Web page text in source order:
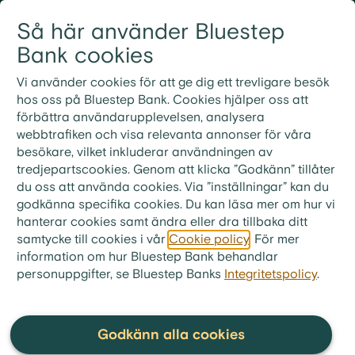
Så här använder Bluestep
Bank cookies
Vi använder cookies för att ge dig ett trevligare besök
hos oss på Bluestep Bank. Cookies hjälper oss att
förbättra användarupplevelsen, analysera
webbtrafiken och visa relevanta annonser för våra
besökare, vilket inkluderar användningen av
tredjepartscookies. Genom att klicka ”Godkänn” tillåter
du oss att använda cookies. Via ”inställningar” kan du
godkänna specifika cookies. Du kan läsa mer om hur vi
hanterar cookies samt ändra eller dra tillbaka ditt
samtycke till cookies i vår Cookie policy . För mer
information om hur Bluestep Bank behandlar
personuppgifter, se Bluestep Banks Integritetspolicy.
Godkänn alla cookies
Meny
Vanliga frågor och
svar
bluestep.se > Kundservice > Frågor & Svar
FAQ - Låna trots kronofogden
Finns det lån för att betala
Kronofogden?